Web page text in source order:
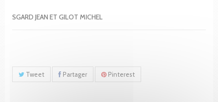
SGARD JEAN ET GILOT MICHEL
Tweet Partager Pinterest